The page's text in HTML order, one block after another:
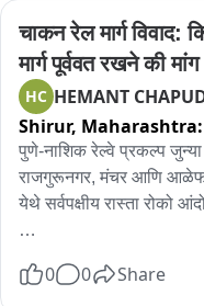
चाकन रेल मार्ग विवाद:
मार्ग पूर्ववत रखने की मांग
HC HEMANT
Shirur, Maharashtra:
पुणे-नाशिक रेल्वे प्रकल्प
राजगुरूनगर, मंचर आणि
येथे सर्वपक्षीय रास्ता रोको
आणि शिर्डी मार्गे नेण्याचा
0 0 Share